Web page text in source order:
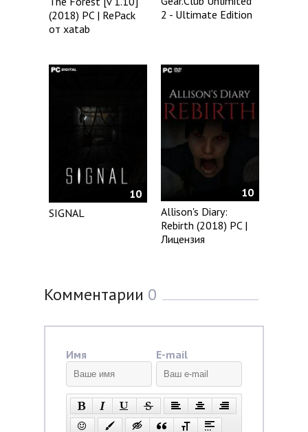
(2018) PC | RePack
от xatab
2 - Ultimate Edition
10
SIGNAL
10
Allison's Diary:
Rebirth (2018) PC |
Лицензия
Комментарии 0
Имя E-mail